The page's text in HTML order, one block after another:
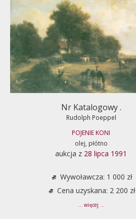
Nr Katalogowy .
Rudolph Poeppel
POJENIE KONI
olej, płótno
aukcja z 28 lipca 1991
Wywoławcza: 1 000 zł
Cena uzyskana: 2 200 zł
... więcej ...